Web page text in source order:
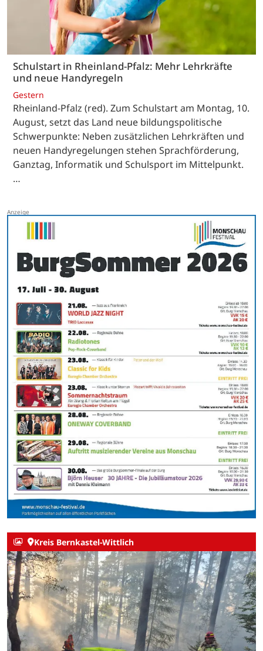
Schulstart in Rheinland-Pfalz: Mehr Lehrkräfte
und neue Handyregeln
Gestern
Rheinland-Pfalz (red). Zum Schulstart am Montag, 10.
August, setzt das Land neue bildungspolitische
Schwerpunkte: Neben zusätzlichen Lehrkräften und
neuen Handyregelungen stehen Sprachförderung,
Ganztag, Informatik und Schulsport im Mittelpunkt.
…
Kreis Bernkastel-Wittlich